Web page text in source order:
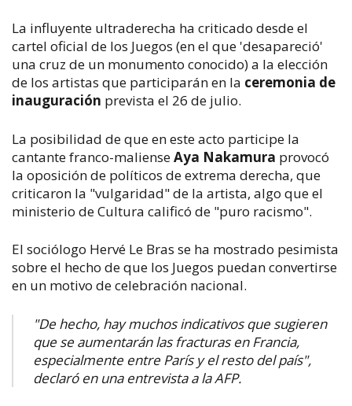
La influyente ultraderecha ha criticado desde el
cartel oficial de los Juegos (en el que 'desapareció'
una cruz de un monumento conocido) a la elección
de los artistas que participarán en la ceremonia de
inauguración prevista el 26 de julio.
La posibilidad de que en este acto participe la
cantante franco-malienseAya Nakamura provocó
la oposición de políticos de extrema derecha, que
criticaron la "vulgaridad" de la artista, algo que el
ministerio de Cultura calificó de "puro racismo".
El sociólogo Hervé Le Bras se ha mostrado pesimista
sobre el hecho de que los Juegos puedan convertirse
en un motivo de celebración nacional.
"De hecho, hay muchos indicativos que sugieren
que se aumentarán las fracturas en Francia,
especialmente entre París y el resto del país",
declaró en una entrevista a la AFP.